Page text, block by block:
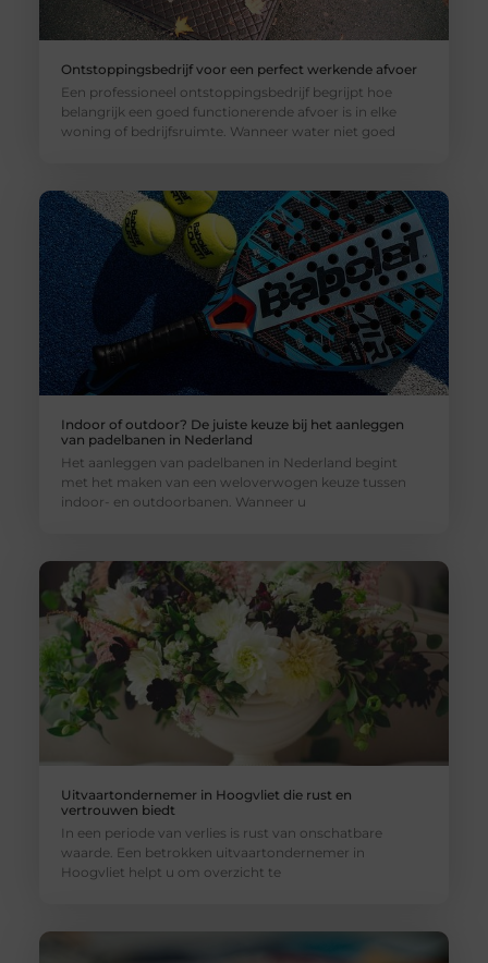
Ontstoppingsbedrijf voor een perfect werkende afvoer
Een professioneel ontstoppingsbedrijf begrijpt hoe
belangrijk een goed functionerende afvoer is in elke
woning of bedrijfsruimte. Wanneer water niet goed
Indoor of outdoor? De juiste keuze bij het aanleggen
van padelbanen in Nederland
Het aanleggen van padelbanen in Nederland begint
met het maken van een weloverwogen keuze tussen
indoor- en outdoorbanen. Wanneer u
Uitvaartondernemer in Hoogvliet die rust en
vertrouwen biedt
In een periode van verlies is rust van onschatbare
waarde. Een betrokken uitvaartondernemer in
Hoogvliet helpt u om overzicht te